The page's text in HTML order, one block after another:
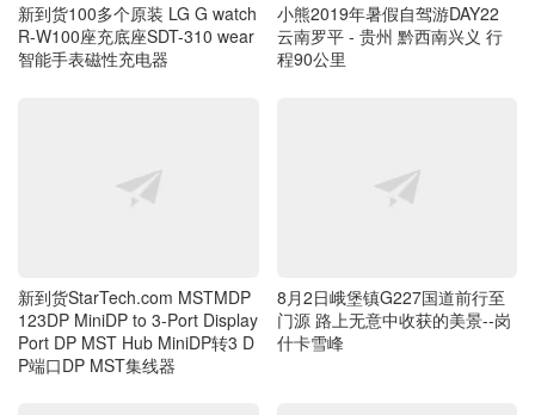
新到货100多个原装 LG G watch
R-W100座充底座SDT-310 wear
智能手表磁性充电器
小熊2019年暑假自驾游DAY22
云南罗平 - 贵州 黔西南兴义 行
程90公里
新到货StarTech.com MSTMDP
123DP MiniDP to 3-Port Display
Port DP MST Hub MiniDP转3 D
P端口DP MST集线器
8月2日峨堡镇G227国道前行至
门源 路上无意中收获的美景--岗
什卡雪峰